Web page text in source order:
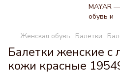
Женская обувь Балетки
Балетки женские с
кожи красные